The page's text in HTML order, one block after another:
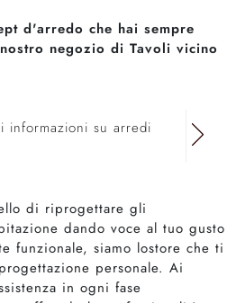
d'arredo che hai sempre
negozio di Tavoli vicino
informazioni su arredi
di riprogettare gli
dando voce al tuo gusto
funzionale, siamo lostore che ti
personale. Ai
in ogni fase